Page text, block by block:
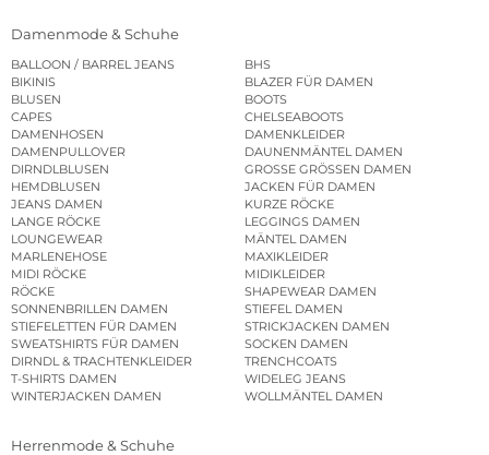
Damenmode & Schuhe
BALLOON / BARREL JEANS
BHS
BIKINIS
BLAZER FÜR DAMEN
BLUSEN
BOOTS
CAPES
CHELSEABOOTS
DAMENHOSEN
DAMENKLEIDER
DAMENPULLOVER
DAUNENMÄNTEL DAMEN
DIRNDLBLUSEN
GROSSE GRÖSSEN DAMEN
HEMDBLUSEN
JACKEN FÜR DAMEN
JEANS DAMEN
KURZE RÖCKE
LANGE RÖCKE
LEGGINGS DAMEN
LOUNGEWEAR
MÄNTEL DAMEN
MARLENEHOSE
MAXIKLEIDER
MIDI RÖCKE
MIDIKLEIDER
RÖCKE
SHAPEWEAR DAMEN
SONNENBRILLEN DAMEN
STIEFEL DAMEN
STIEFELETTEN FÜR DAMEN
STRICKJACKEN DAMEN
SWEATSHIRTS FÜR DAMEN
SOCKEN DAMEN
DIRNDL & TRACHTENKLEIDER
TRENCHCOATS
T-SHIRTS DAMEN
WIDELEG JEANS
WINTERJACKEN DAMEN
WOLLMÄNTEL DAMEN
Herrenmode & Schuhe